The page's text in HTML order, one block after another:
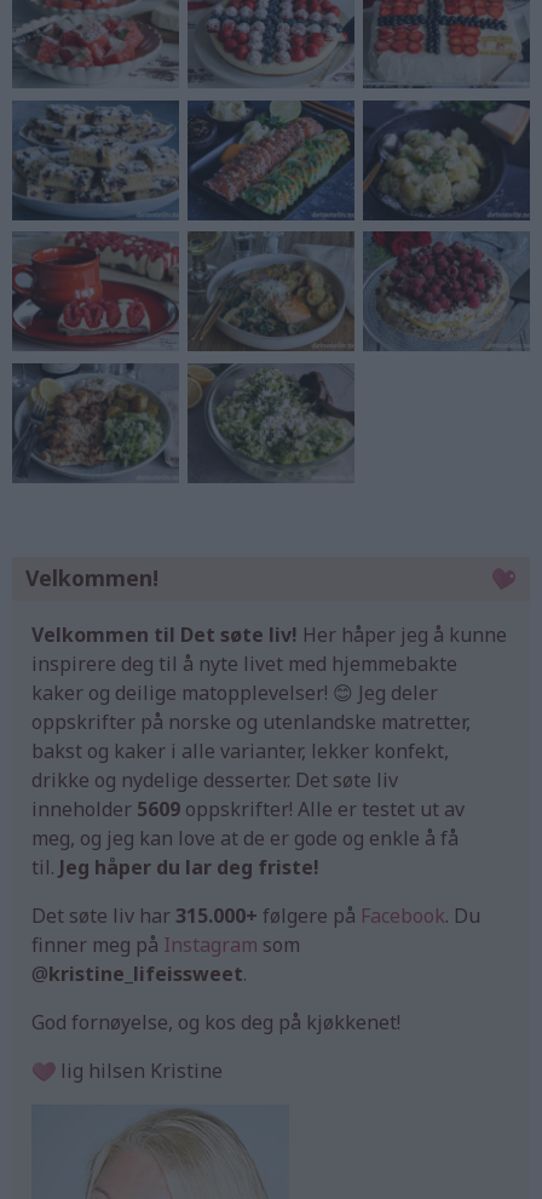
Velkommen!
Velkommen til Det søte liv! Her håper jeg å kunne
inspirere deg til å nyte livet med hjemmebakte
kaker og deilige matopplevelser! 😊 Jeg deler
oppskrifter på norske og utenlandske matretter,
bakst og kaker i alle varianter, lekker konfekt,
drikke og nydelige desserter. Det søte liv
inneholder 5609 oppskrifter! Alle er testet ut av
meg, og jeg kan love at de er gode og enkle å få
til. Jeg håper du lar deg friste!
Det søte liv har315.000+ følgere på Facebook. Du
finner meg på Instagram som
@kristine_lifeissweet.
God fornøyelse, og kos deg på kjøkkenet!
lig hilsen Kristine